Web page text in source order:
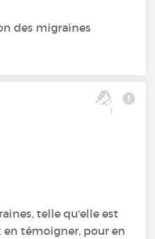
des migraines
1
telle qu'elle est
en témoigner, pour en